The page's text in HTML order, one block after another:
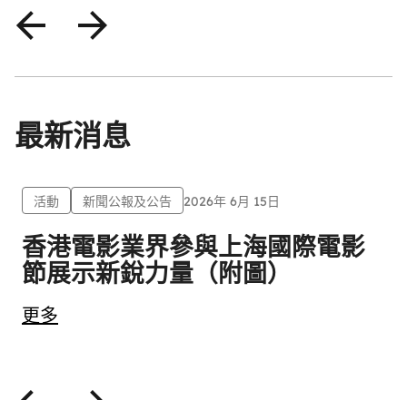
最新消息
活動 新聞公報及公告 2026年 6月 15日
香港電影業界參與上海國際電影
節展示新銳力量（附圖）
更多